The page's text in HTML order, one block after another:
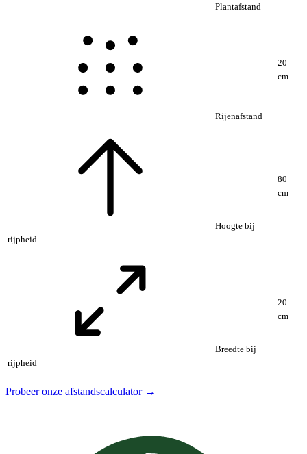
Plantafstand
Rijenafstand
20
cm
Hoogte bij
rijpheid
80
cm
Breedte bij
rijpheid
20
cm
Probeer onze afstandscalculator →